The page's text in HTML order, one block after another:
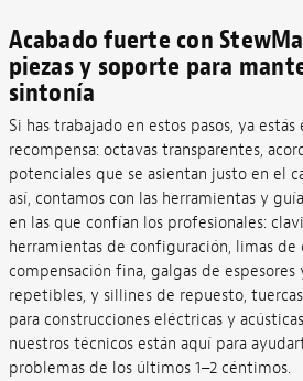
Acabado fuerte con
piezas y soporte para
sintonía
Si has trabajado en estos pasos, ya estás
recompensa: octavas transparentes,
potenciales que se asientan justo en el
así, contamos con las herramientas y
en las que confían los profesionales:
herramientas de configuración, limas de
compensación fina, galgas de
repetibles, y sillines de repuesto,
para construcciones eléctricas y
nuestros técnicos están aquí para
problemas de los últimos 1–2 céntimos.